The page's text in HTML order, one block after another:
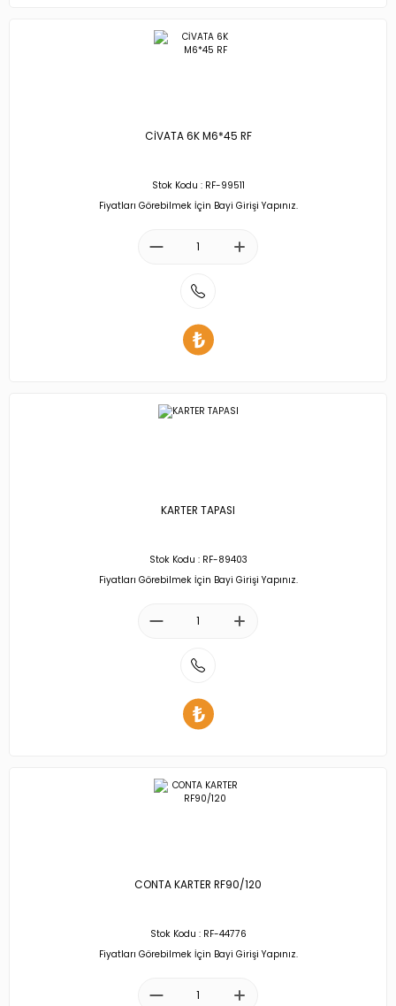
CİVATA 6K M6*45 RF
Stok Kodu : RF-99511
Fiyatları Görebilmek İçin Bayi Girişi Yapınız.
KARTER TAPASI
Stok Kodu : RF-89403
Fiyatları Görebilmek İçin Bayi Girişi Yapınız.
CONTA KARTER RF90/120
Stok Kodu : RF-44776
Fiyatları Görebilmek İçin Bayi Girişi Yapınız.